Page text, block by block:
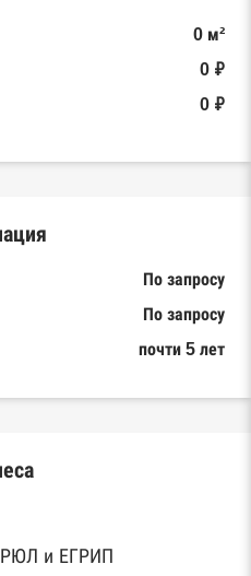
0 м²
0 ₽
0 ₽
По запросу
По запросу
почти 5 лет
и ЕГРИП